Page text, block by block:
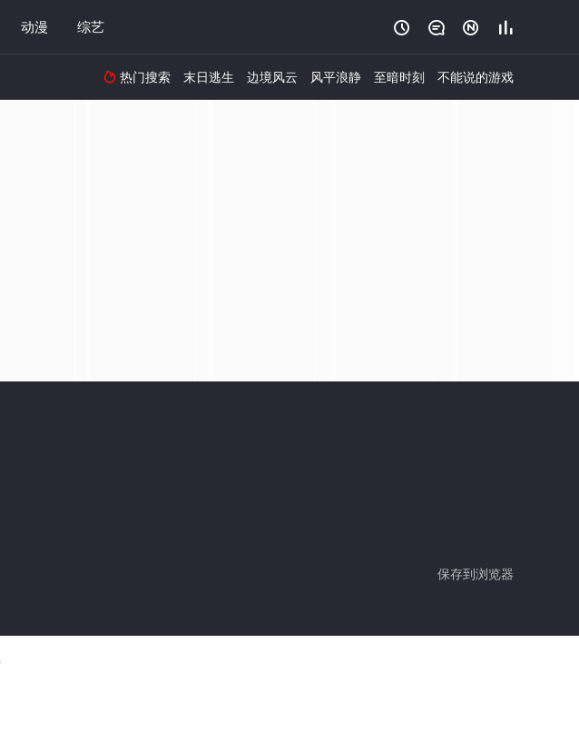
动漫 综艺    
 热门搜索 末日逃生 边境风云 风平浪静 至暗时刻 不能说的游戏
保存到浏览器